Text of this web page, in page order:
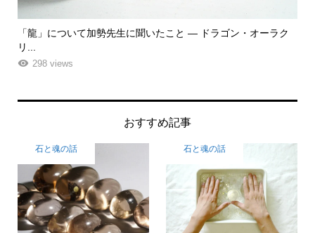
「飾る」から「使う」へ。鉱物と植物が織りなす贅沢なフラワ
ーエ...
261 views
おすすめ記事
石と魂の話 石と魂の話